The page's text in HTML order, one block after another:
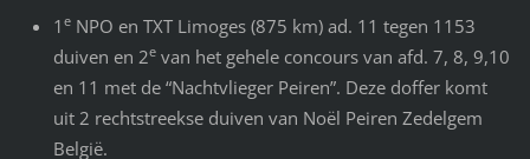
1 eNPO en TXT Limoges (875 km) ad. 11 tegen 1153
duiven en 2evan het gehele concours van afd. 7, 8, 9,10
en 11 met de “Nachtvlieger Peiren”. Deze doffer komt
uit 2 rechtstreekse duiven van Noël Peiren Zedelgem
België.